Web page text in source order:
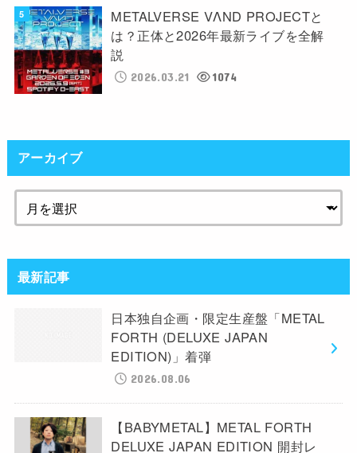
METALVERSE VΛND PROJECTと
は？正体と2026年最新ライブを全解
説
2026.03.21 1074
アーカイブ
最新記事
日本独自企画・限定生産盤「METAL
FORTH (DELUXE JAPAN
EDITION)」着弾
2026.08.06
【BABYMETAL】METAL FORTH
DELUXE JAPAN EDITION 開封レ